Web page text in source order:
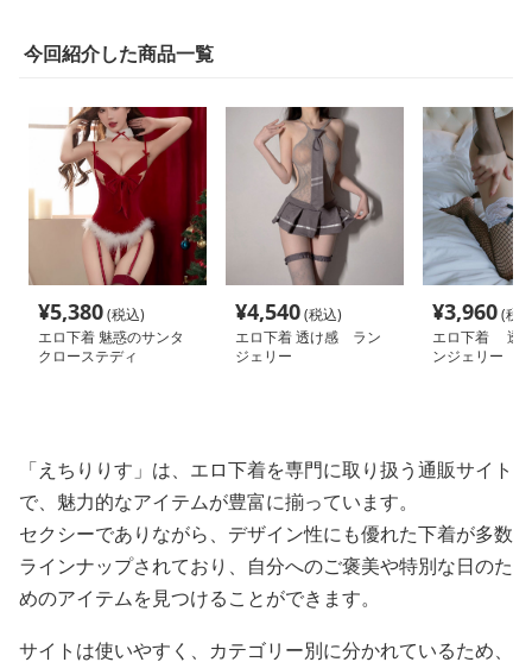
今回紹介した商品一覧
¥5,380(税込)
エロ下着 魅惑のサンタ
クローステディ
¥4,540(税込)
エロ下着 透け感 ラン
ジェリー
¥3,960(税
エロ下着 透
ンジェリー
「えちりりす」は、エロ下着を専門に取り扱う通販サイト
で、魅力的なアイテムが豊富に揃っています。
セクシーでありながら、デザイン性にも優れた下着が多数
ラインナップされており、自分へのご褒美や特別な日のた
めのアイテムを見つけることができます。
サイトは使いやすく、カテゴリー別に分かれているため、